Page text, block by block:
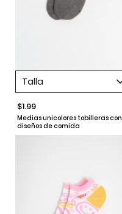
Talla
$1.99
Medias unicolores tobilleras con
diseños de comida